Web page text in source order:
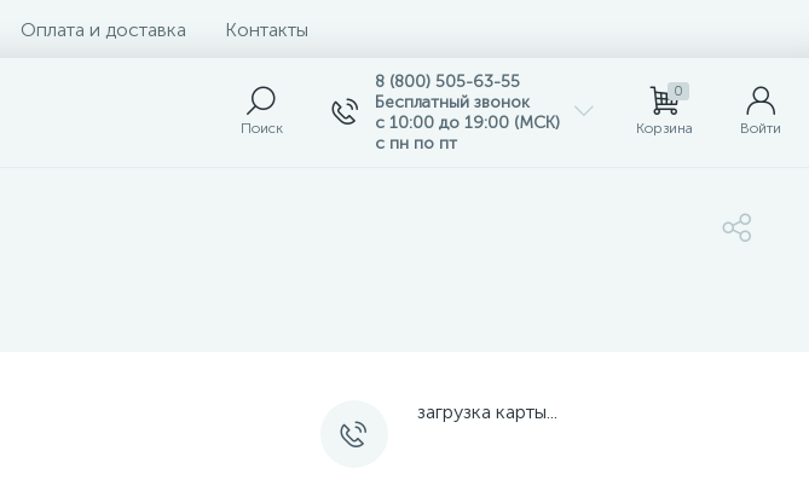
Оплата и доставка Контакты
Поиск
8 (800) 505-63-55
Бесплатный звонок
с 10:00 до 19:00 (МСК)
с пн по пт
0
Корзина Войти
загрузка карты...